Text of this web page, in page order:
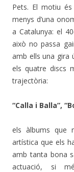
Pets. El motiu
menys d’una
a Catalunya: el
això no passa
amb ells una gira
els quatre discs
trajectòria:
“Calla i Balla”,
els àlbums que
artística que els
amb tanta bona
actuació, si